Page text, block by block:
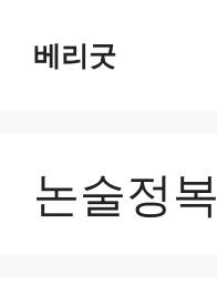
베리굿
논술정복